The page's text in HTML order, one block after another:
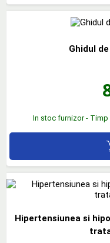
Ghidul
In stoc furnizor - Timp
Hipertensiunea si